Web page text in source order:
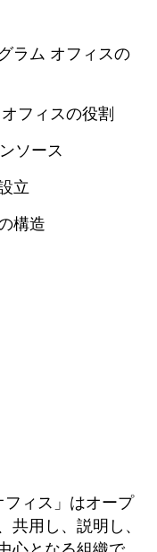
フィス」はオープ
用し、説明し、
ラム オフィスの
フィスの役割
ソース
立
構造